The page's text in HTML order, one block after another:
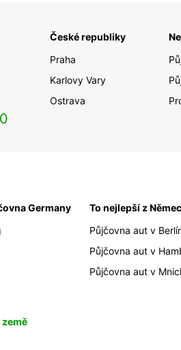
České republiky
Praha
Karlovy Vary
Ostrava
Germany
To nejlepší z
Půjčovna aut v
Půjčovna aut v
Půjčovna aut v